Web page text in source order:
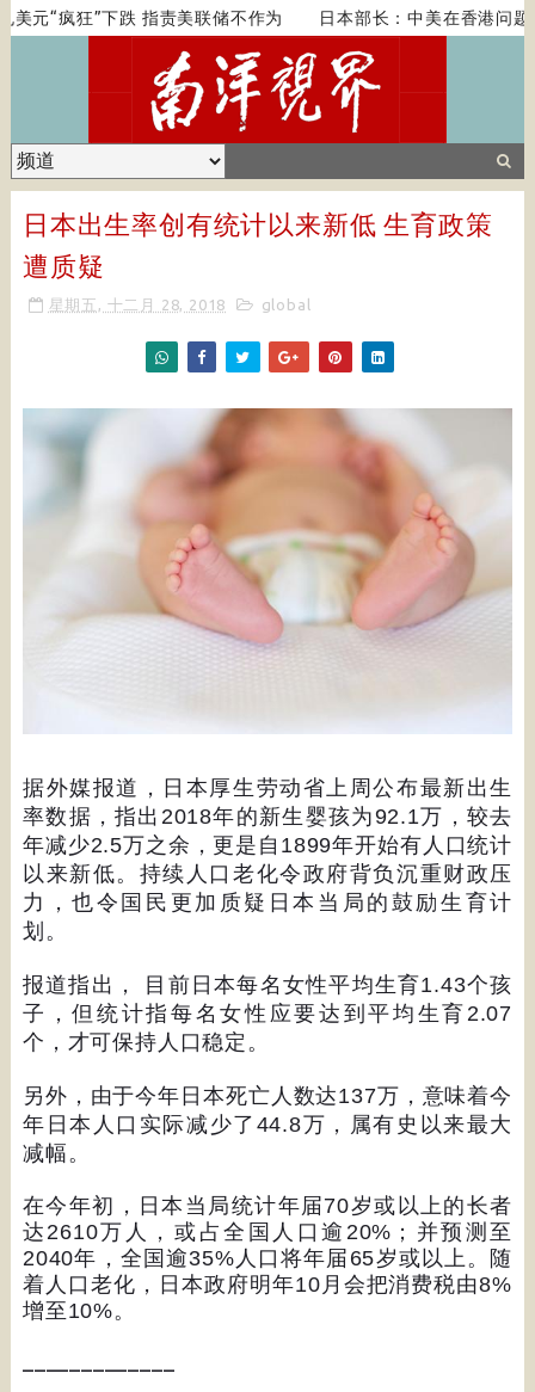
元“疯狂”下跌 指责美联储不作为 日本部长：中美在香港问题
日本出生率创有统计以来新低 生育政策
遭质疑
星期五, 十二月 28, 2018 global
据外媒报道，日本厚生劳动省上周公布最新出生
率数据，指出 2018年的新生婴孩为92.1万，较去
年减少2.5万之余，更是自 1899年开始有人口统计
以来新低。持续人口老化令政府背负沉重财政压
力，也令国民更加质疑日本当局的鼓励生育计
划。
报道指出， 目前日本每名女性平均生育1.43个孩
子，但统计指每名女性应要达到平均生育 2.07
个，才可保持人口稳定。
另外，由于今年日本死亡人数达137万，意味着今
年日本人口实际减少了 44.8万，属有史以来最大
减幅。
在今年初，日本当局统计年届70岁或以上的长者
达 2610万人，或占全国人口逾 20% ；并预测至
2040年，全国逾35% 人口将年届 65岁或以上。随
着人口老化，日本政府明年10 月会把消费税由8%
增至10%。